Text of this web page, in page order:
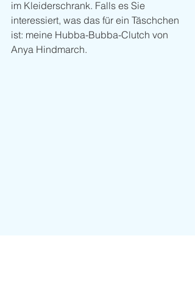
im Kleiderschrank. Falls es Sie
interessiert, was das für ein Täschchen
ist: meine Hubba-Bubba-Clutch von
Anya Hindmarch.